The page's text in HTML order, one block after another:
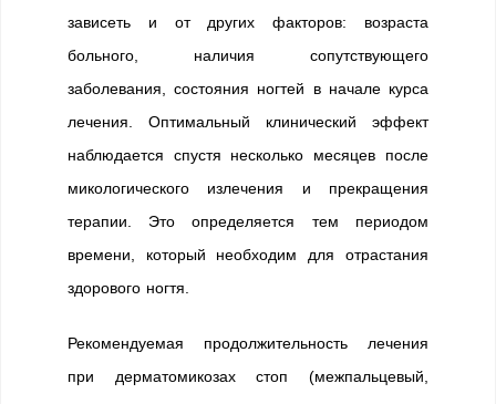
зависеть и от других факторов: возраста
больного, наличия сопутствующего
заболевания, состояния ногтей в начале курса
лечения. Оптимальный клинический эффект
наблюдается спустя несколько месяцев после
микологического излечения и прекращения
терапии. Это определяется тем периодом
времени, который необходим для отрастания
здорового ногтя.
Рекомендуемая продолжительность лечения
при дерматомикозах стоп (межпальцевый,